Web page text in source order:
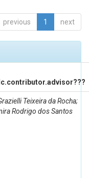
previous 1 next
Teixeira da Rocha;
Rodrigo dos Santos